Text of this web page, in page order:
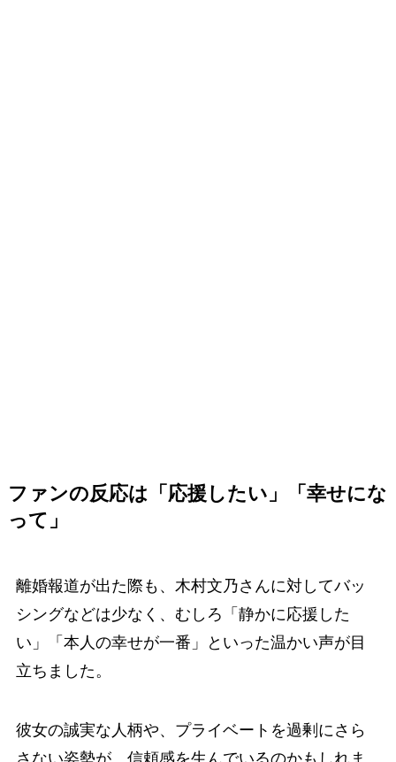
ファンの反応は「応援したい」「幸せにな
って」
離婚報道が出た際も、木村文乃さんに対してバッ
シングなどは少なく、むしろ「静かに応援した
い」「本人の幸せが一番」といった温かい声が目
立ちました。
彼女の誠実な人柄や、プライベートを過剰にさら